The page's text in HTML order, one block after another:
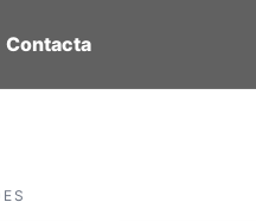
Contacta